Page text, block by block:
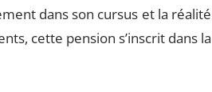
dans son cursus et la réalité
cette pension s’inscrit dans la